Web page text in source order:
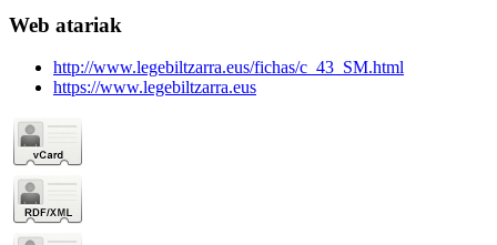
Web atariak
http://www.legebiltzarra.eus/fichas/c_43_SM.html
https://www.legebiltzarra.eus